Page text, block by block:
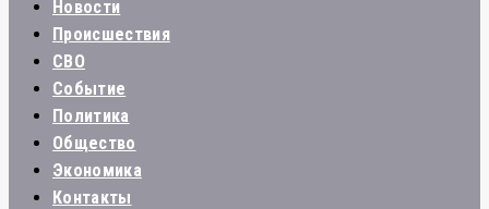
Новости
Происшествия
СВО
Событие
Политика
Общество
Экономика
Контакты